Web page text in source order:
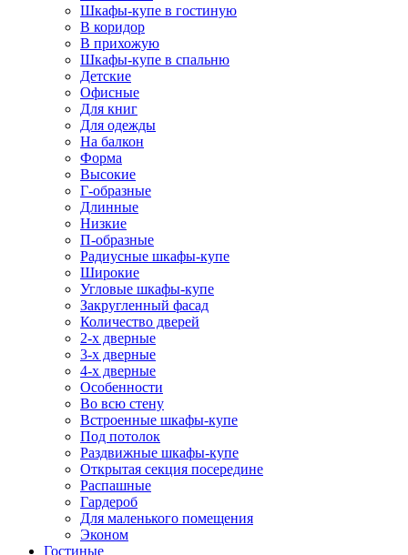
Шкафы-купе в гостиную
В коридор
В прихожую
Шкафы-купе в спальню
Детские
Офисные
Для книг
Для одежды
На балкон
Форма
Высокие
Г-образные
Длинные
Низкие
П-образные
Радиусные шкафы-купе
Широкие
Угловые шкафы-купе
Закругленный фасад
Количество дверей
2-х дверные
3-х дверные
4-х дверные
Особенности
Во всю стену
Встроенные шкафы-купе
Под потолок
Раздвижные шкафы-купе
Открытая секция посередине
Распашные
Гардероб
Для маленького помещения
Эконом
Гостиные